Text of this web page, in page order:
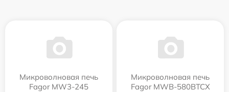
Микроволновая печь
Fagor MW3-245
Микроволновая печь
Fagor MWB-580BTCX